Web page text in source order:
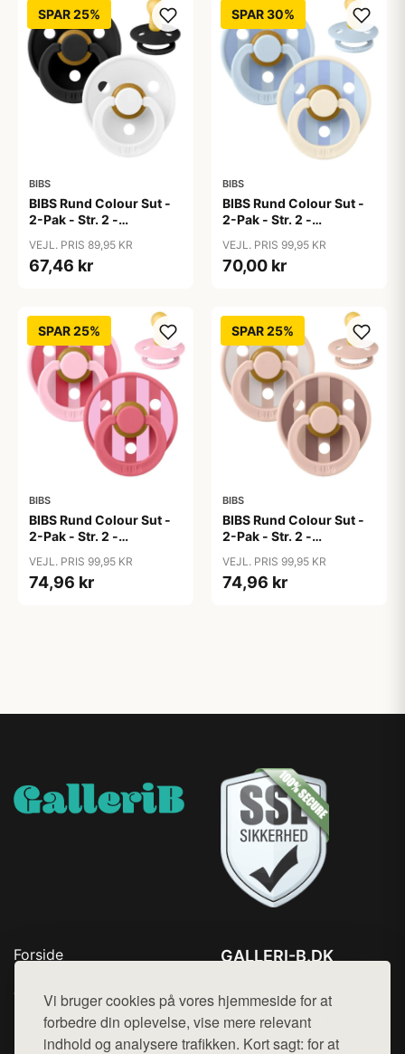
Vi bruger cookies på vores hjemmeside for at
forbedre din oplevelse, vise mere relevant
indhold og analysere trafikken. Kort sagt: for at
SPAR 25%
BIBS
BIBS Rund Colour Sut -
2-Pak - Str. 2 -
Black/White
VEJL. PRIS 89,95 KR
67,46 kr
SPAR 30%
BIBS
BIBS Rund Colour Sut -
2-Pak - Str. 2 -
Studio - Baby Blue/Dusty
Blue Mix
VEJL. PRIS 99,95 KR
70,00 kr
SPAR 25%
BIBS
BIBS Rund Colour Sut -
2-Pak - Str. 2 -
Studio - Baby Pink/Coral
Mix
VEJL. PRIS 99,95 KR
74,96 kr
SPAR 25%
BIBS
BIBS Rund Colour Sut -
2-Pak - Str. 2 -
Studio - Blush Mix
VEJL. PRIS 99,95 KR
74,96 kr
Forside
Top Rabatter
Blog
Kontakt
GALLERI-B.DK
Mail: hej@want.dk